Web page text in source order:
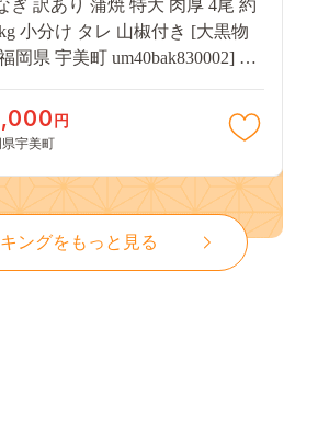
ぎ 訳あり 蒲焼 特大 肉厚 4尾 約
小分け タレ 山椒付き [大黒物
岡県 宇美町 um40bak830002] 不
ぎ蒲焼 鰻蒲焼き 蒲焼き かば焼
空パック 個包装 冷凍 13000
円
宇美町
ングをもっと見る